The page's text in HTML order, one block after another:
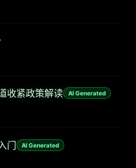
收紧政策解读 AI Generated
门 AI Generated